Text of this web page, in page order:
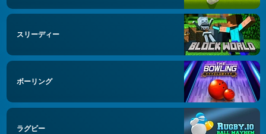
スリーディー
ボーリング
ラグビー